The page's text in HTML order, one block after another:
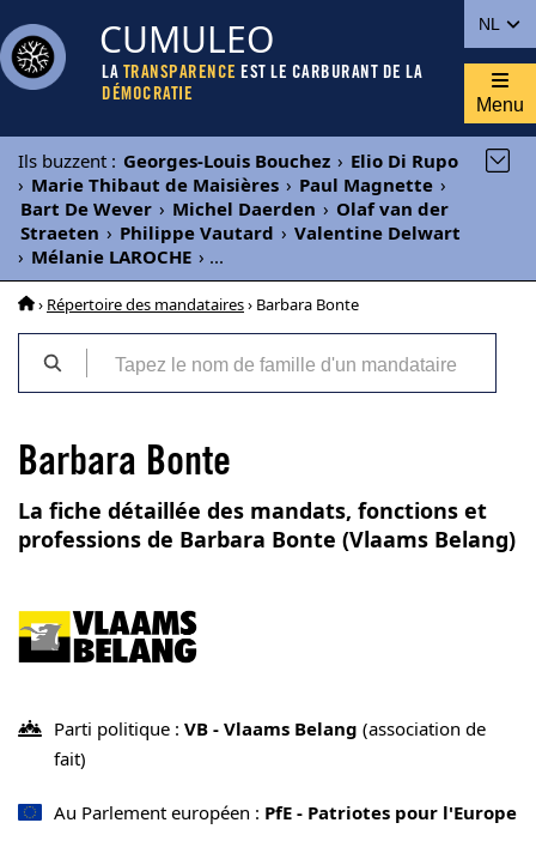
NL
CUMULEO
LA TRANSPARENCE EST LE CARBURANT DE LA
DÉMOCRATIE
Menu
Ils buzzent : Georges-Louis Bouchez › Elio Di Rupo
› Marie Thibaut de Maisières › Paul Magnette ›
Bart De Wever › Michel Daerden › Olaf van der
Straeten › Philippe Vautard › Valentine Delwart
› Mélanie LAROCHE › ...
› Répertoire des mandataires› Barbara Bonte
Barbara Bonte
La fiche détaillée des mandats, fonctions et
professions de Barbara Bonte (Vlaams Belang)
Parti politique : VB - Vlaams Belang (association de
fait)
Au Parlement européen : PfE - Patriotes pour l'Europe